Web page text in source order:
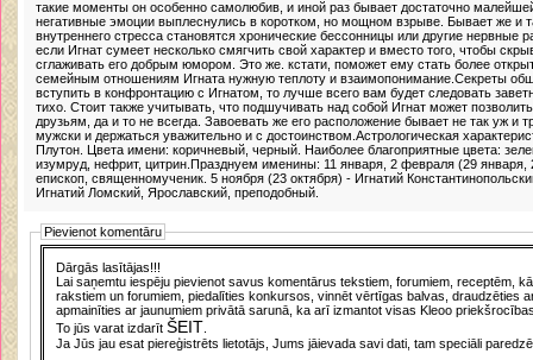
такие моменты он особенно самолюбив, и иной раз бывает достаточно
негативные эмоции выплеснулись в коротком, но мощном взрыве. Бывает же и
внутреннего стресса становятся хронические бессонницы или другие нервные
если Игнат сумеет несколько смягчить свой характер и вместо того, чтобы
сглаживать его добрым юмором. Это же. кстати, поможет ему стать более
семейным отношениям Игната нужную теплоту и взаимопонимание.Секреты
вступить в конфронтацию с Игнатом, то лучше всего вам будет следовать
тихо. Стоит также учитывать, что подшучивать над собой Игнат может
друзьям, да и то не всегда. Завоевать же его расположение бывает не так уж и
мужски и держаться уважительно и с достоинством.Астрологическая
Плутон. Цвета имени: коричневый, черный. Наиболее благоприятные цвета:
изумруд, нефрит, цитрин.Празднуем именины: 11 января, 2 февраля (29 января,
епископ, священномученик. 5 ноября (23 октября) - Игнатий
Игнатий Ломский, Ярославский, преподобный.
Pievienot komentāru
Dārgās lasītājas!!!
Lai saņemtu iespēju pievienot savus komentārus tekstiem, forumiem, receptēm,
rakstiem un forumiem, piedalīties konkursos, vinnēt vērtīgas balvas, draudzēties
apmainīties ar jaunumiem privātā sarunā, ka arī izmantot visas Kleoo
To jūs varat izdarītŠEIT
Ja Jūs jau esat piereģistrēts lietotājs, Jums jāievada savi dati, tam speciāli